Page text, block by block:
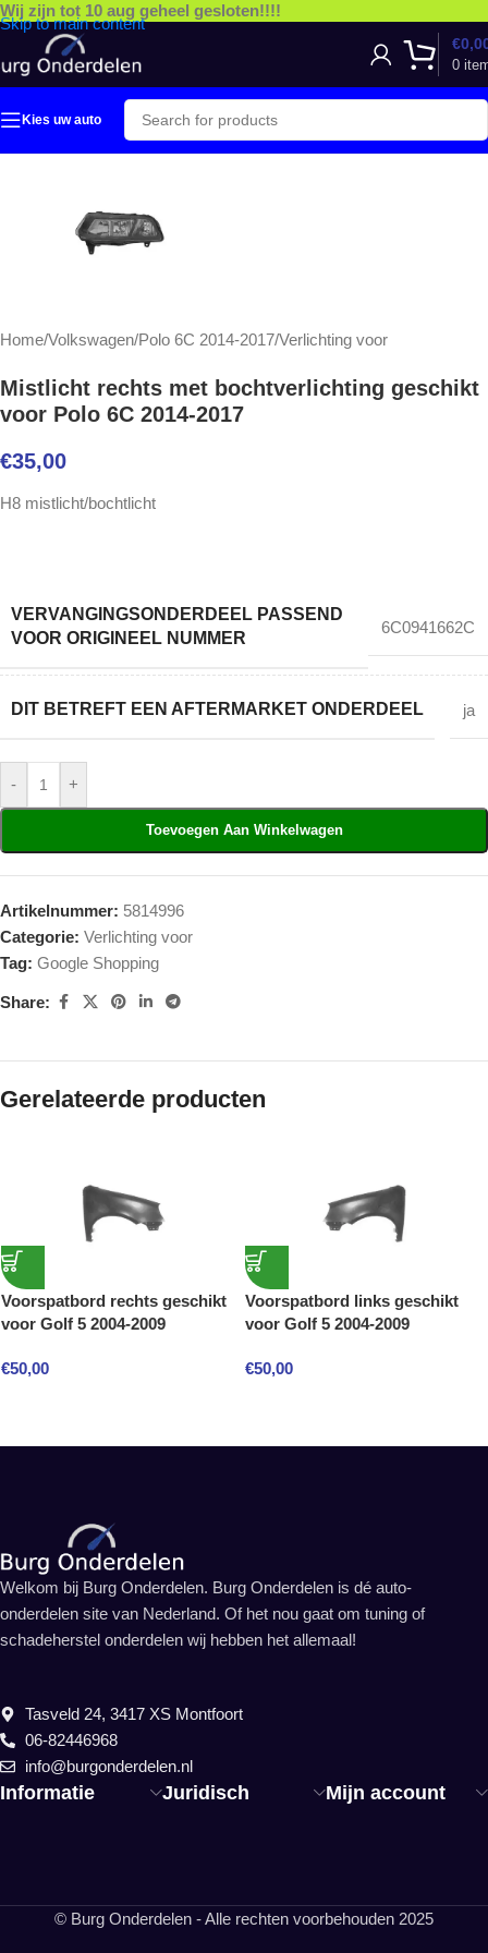
Skip to main content
Wij zijn tot 10 aug geheel gesloten!!!!
0
€
Kies uw auto
Home/Volkswagen/Polo 6C 2014-2017/Verlichting voor
Mistlicht rechts met bochtverlichting geschikt
voor Polo 6C 2014-2017
€35,00
H8 mistlicht/bochtlicht
VERVANGINGSONDERDEEL PASSEND
VOOR ORIGINEEL NUMMER
6C0941662C
DIT BETREFT EEN AFTERMARKET ONDERDEEL ja
- +
Toevoegen Aan Winkelwagen
Artikelnummer: 5814996
Categorie: Verlichting voor
Tag: Google Shopping
Share:
Gerelateerde producten
Voorspatbord rechts geschikt
voor Golf 5 2004-2009
€50,00
Voorspatbord links geschikt
voor Golf 5 2004-2009
€50,00
Informatie Juridisch Mijn account
Welkom bij Burg Onderdelen. Burg Onderdelen is dé auto-
onderdelen site van Nederland. Of het nou gaat om tuning of
schadeherstel onderdelen wij hebben het allemaal!
Tasveld 24, 3417 XS Montfoort
06-82446968
info@burgonderdelen.nl
© Burg Onderdelen - Alle rechten voorbehouden 2025